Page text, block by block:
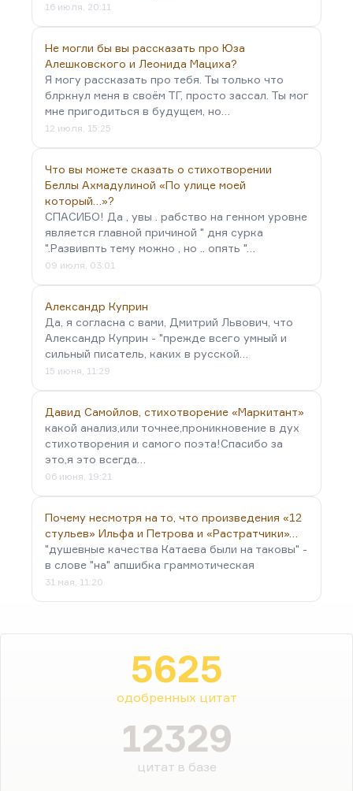
16 июля, 20:11
Не могли бы вы рассказать про Юза
Алешковского и Леонида Мациха?
Я могу рассказать про тебя. Ты только что
блркнул меня в своём ТГ, просто зассал. Ты мог
мне пригодиться в будущем, но…
12 июля, 15:25
Что вы можете сказать о стихотворении
Беллы Ахмадулиной «По улице моей
который…»?
СПАСИБО! Да , увы . рабство на генном уровне
является главной причиной " дня сурка
".Развивпть тему можно , но .. опять "…
09 июля, 03:01
Александр Куприн
Да, я согласна с вами, Дмитрий Львович, что
Александр Куприн - "прежде всего умный и
сильный писатель, каких в русской…
15 июня, 11:29
Давид Самойлов, стихотворение «Маркитант»
какой анализ,или точнее,проникновение в дух
стихотворения и самого поэта!Спасибо за
это,я это всегда…
06 июня, 19:21
Почему несмотря на то, что произведения «12
стульев» Ильфа и Петрова и «Растратчики»…
"душевные качества Катаева были на таковы" -
в слове "на" апшибка граммотическая
31 мая, 11:20
5625
одобренных цитат
12329
цитат в базе